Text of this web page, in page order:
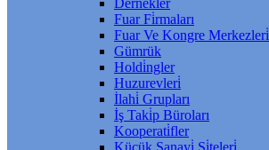
Fuar Fi̇rmaları
Fuar Ve Kongre Merkezleri̇
Gümrük
Holdi̇ngler
Huzurevleri̇
İlahi̇ Grupları
İş Taki̇p Büroları
Kooperati̇fler
Küçük Sanayi̇ Si̇teleri̇